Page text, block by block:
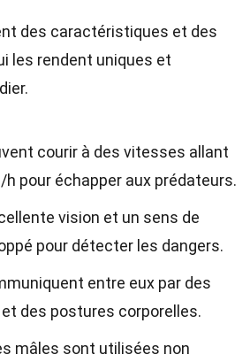
des caractéristiques et des
les rendent uniques et
courir à des vitesses allant
h pour échapper aux prédateurs.
vision et un sens de
pour détecter les dangers.
entre eux par des
des postures corporelles.
mâles sont utilisées non